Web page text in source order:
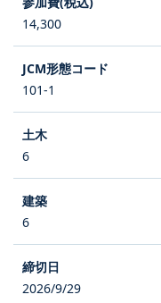
14,300
101-1
6
6
2026/9/29